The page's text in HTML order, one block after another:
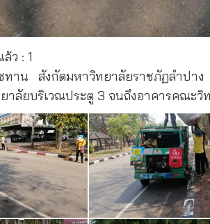
ว : 1
ทาน สังกัดมหาวิทยาลัยราชภัฏลำป
าลัยบริเวณประตู 3 จนถึงอาคารคณะ